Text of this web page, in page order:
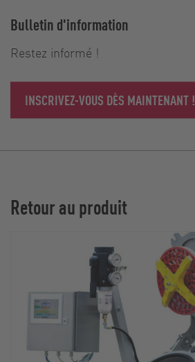
Bulletin d'information
Restez informé !
INSCRIVEZ-VOUS DÈS MAINTENANT !
Retour au produit